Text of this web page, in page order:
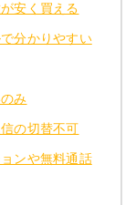
安く買える
分かりやすい
み
の切替不可
ンや無料通話